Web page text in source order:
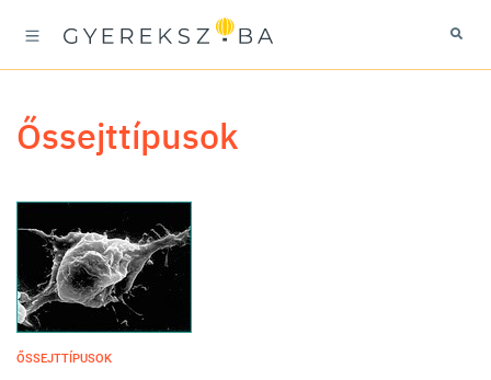
őssejttípusok
ŐSSEJTTÍPUSOK